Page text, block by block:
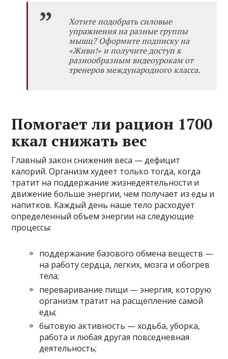
Хотите подобрать силовые
упражнения на разные группы
мышц? Оформитеподписку на
«Живи!»и получите доступ к
разнообразным видеоурокам от
тренеров международного класса.
Помогает ли рацион 1700
ккал снижать вес
Главный закон снижения веса — дефицит
калорий. Организм худеет только тогда, когда
тратит на поддержание жизнедеятельности и
движение больше энергии, чем получает из еды и
напитков. Каждый день наше тело расходует
определенный объем энергии на следующие
процессы:
поддержание базового обмена веществ —
на работу сердца, легких, мозга и обогрев
тела;
переваривание пищи — энергия, которую
организм тратит на расщепление самой
еды;
бытовую активность — ходьба, уборка,
работа и любая другая повседневная
деятельность;